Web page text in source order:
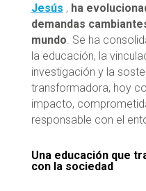
Jesús , ha
demandas
mundo. Se ha
la educación, la
investigación y la
transformadora, hoy
impacto,
responsable con el
Una educación que
con la sociedad